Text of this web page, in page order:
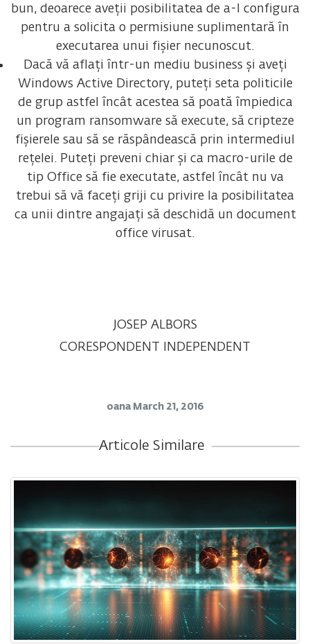
bun, deoarece aveții posibilitatea de a-l configura
pentru a solicita o permisiune suplimentară în
executarea unui fișier necunoscut.
Dacă vă aflați într-un mediu business și aveți
Windows Active Directory, puteți seta politicile
de grup astfel încât acestea să poată împiedica
un program ransomware să execute, să cripteze
fișierele sau să se răspândească prin intermediul
rețelei. Puteți preveni chiar și ca macro-urile de
tip Office să fie executate, astfel încât nu va
trebui să vă faceți griji cu privire la posibilitatea
ca unii dintre angajați să deschidă un document
office virusat.
JOSEP ALBORS
CORESPONDENT INDEPENDENT
oana March 21, 2016
Articole Similare